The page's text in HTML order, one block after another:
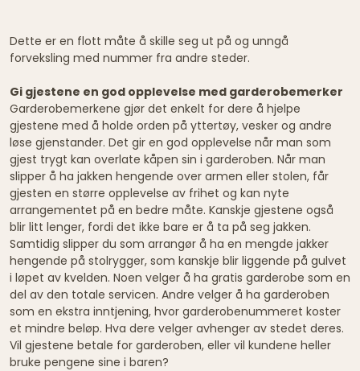
Dette er en flott måte å skille seg ut på og unngå
forveksling med nummer fra andre steder.
Gi gjestene en god opplevelse med garderobemerker
Garderobemerkene gjør det enkelt for dere å hjelpe
gjestene med å holde orden på yttertøy, vesker og andre
løse gjenstander. Det gir en god opplevelse når man som
gjest trygt kan overlate kåpen sin i garderoben. Når man
slipper å ha jakken hengende over armen eller stolen, får
gjesten en større opplevelse av frihet og kan nyte
arrangementet på en bedre måte. Kanskje gjestene også
blir litt lenger, fordi det ikke bare er å ta på seg jakken.
Samtidig slipper du som arrangør å ha en mengde jakker
hengende på stolrygger, som kanskje blir liggende på gulvet
i løpet av kvelden. Noen velger å ha gratis garderobe som en
del av den totale servicen. Andre velger å ha garderoben
som en ekstra inntjening, hvor garderobenummeret koster
et mindre beløp. Hva dere velger avhenger av stedet deres.
Vil gjestene betale for garderoben, eller vil kundene heller
bruke pengene sine i baren?